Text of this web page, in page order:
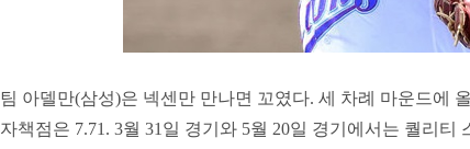
팀 아델만(삼성)은 넥센만 만나면 꼬였다. 세 차례 마운드에
자책점은 7.71. 3월 31일 경기와 5월 20일 경기에서는 퀄리